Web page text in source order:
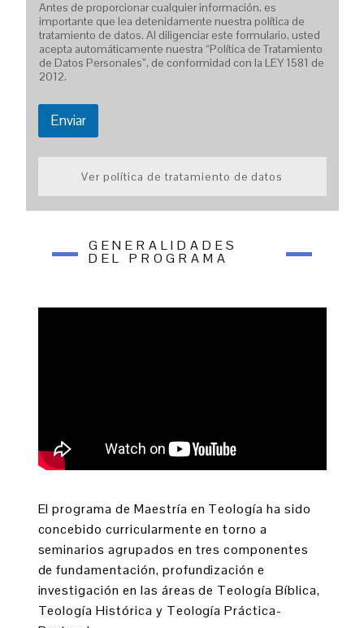
Antes de proporcionar cualquier información, es
importante que lea detenidamente nuestra política de
tratamiento de datos. Al diligenciar este formulario, usted
acepta automáticamente nuestra “Política de Tratamiento
de Datos Personales”, de conformidad con la LEY 1581 de
2012.
Enviar
Ver política de tratamiento de datos
GENERALIDADES
DEL PROGRAMA
El programa de Maestría en Teología ha sido
concebido curricularmente en torno a
seminarios agrupados en tres componentes
de fundamentación, profundización e
investigación en las áreas de Teología Bíblica,
Teología Histórica y Teología Práctica-